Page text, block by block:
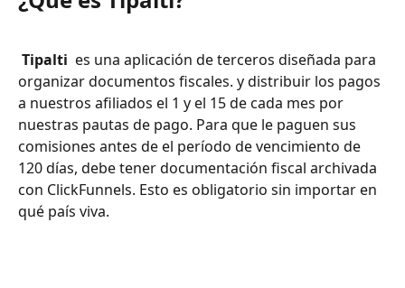
Tipalti es una aplicación de terceros diseñada para
organizar documentos fiscales. y distribuir los pagos
a nuestros afiliados el 1 y el 15 de cada mes por
nuestras pautas de pago. Para que le paguen sus
comisiones antes de el período de vencimiento de
120 días, debe tener documentación fiscal archivada
con ClickFunnels. Esto es obligatorio sin importar en
qué país viva.